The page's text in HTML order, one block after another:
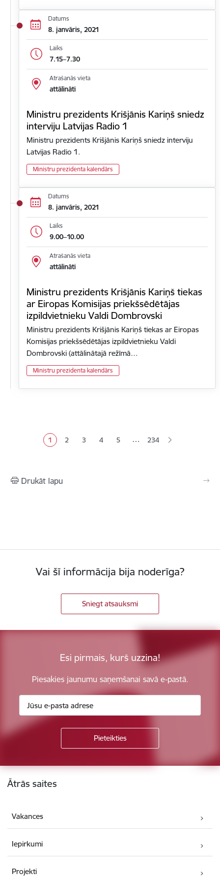
Datums
8. janvāris, 2021
Laiks
7.15–7.30
Atrašanās vieta
attālināti
Ministru prezidents Krišjānis Kariņš sniedz
interviju Latvijas Radio 1
Ministru prezidents Krišjānis Kariņš sniedz interviju
Latvijas Radio 1.
Ministru prezidenta kalendārs
Datums
8. janvāris, 2021
Laiks
9.00–10.00
Atrašanās vieta
attālināti
Ministru prezidents Krišjānis Kariņš tiekas
ar Eiropas Komisijas priekšsēdētājas
izpildvietnieku Valdi Dombrovski
Ministru prezidents Krišjānis Kariņš tiekas ar Eiropas
Komisijas priekšsēdētājas izpildvietnieku Valdi
Dombrovski (attālinātajā režīmā…
Ministru prezidenta kalendārs
Pašreizējā lapa
1 Lapa
2 Lapa
3 Lapa
4 Lapa
5 … 234
Drukāt lapu
Vai šī informācija bija noderīga?
Sniegt atsauksmi
Esi pirmais, kurš uzzina!
Piesakies jaunumu saņemšanai savā e-pastā.
Kājene
Ātrās saites
Vakances
Iepirkumi
Projekti